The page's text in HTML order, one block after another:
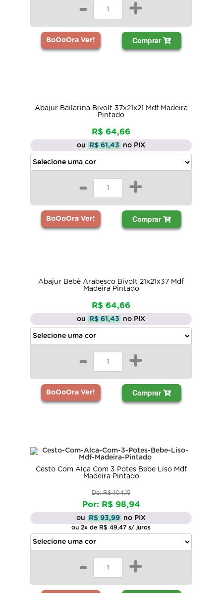
- +
BoOoOra Ver! Comprar
Abajur Bailarina Bivolt 37x21x21 Mdf Madeira
Pintado
R$ 64,66
ou R$ 61,43 no PIX
- +
BoOoOra Ver! Comprar
Abajur Bebê Arabesco Bivolt 21x21x37 Mdf
Madeira Pintado
R$ 64,66
ou R$ 61,43 no PIX
- +
BoOoOra Ver! Comprar
Cesto Com Alça Com 3 Potes Bebe Liso Mdf
Madeira Pintado
De: R$ 104,15
Por: R$ 98,94
ou R$ 93,99 no PIX
ou 2x de R$ 49,47 s/ juros
- +